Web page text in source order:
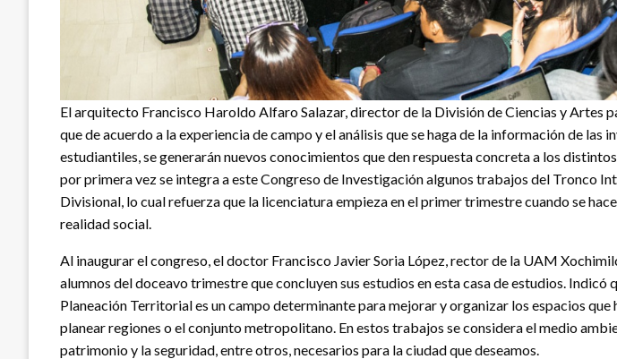
El arquitecto Francisco Haroldo Alfaro Salazar, director de la División de Ciencias y Artes
que de acuerdo a la experiencia de campo y el análisis que se haga de la información de las
estudiantiles, se generarán nuevos conocimientos que den respuesta concreta a los
por primera vez se integra a este Congreso de Investigación algunos trabajos del Tronco
Divisional, lo cual refuerza que la licenciatura empieza en el primer trimestre cuando se
realidad social.
Al inaugurar el congreso, el doctor Francisco Javier Soria López, rector de la UAM
alumnos del doceavo trimestre que concluyen sus estudios en esta casa de estudios. Indicó
Planeación Territorial es un campo determinante para mejorar y organizar los espacios que
planear regiones o el conjunto metropolitano. En estos trabajos se considera el medio
patrimonio y la seguridad, entre otros, necesarios para la ciudad que deseamos.